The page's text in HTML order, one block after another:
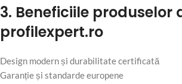
3. Beneficiile produselor
profilexpert.ro
Design modern și durabilitate certificată
Garanție și standarde europene